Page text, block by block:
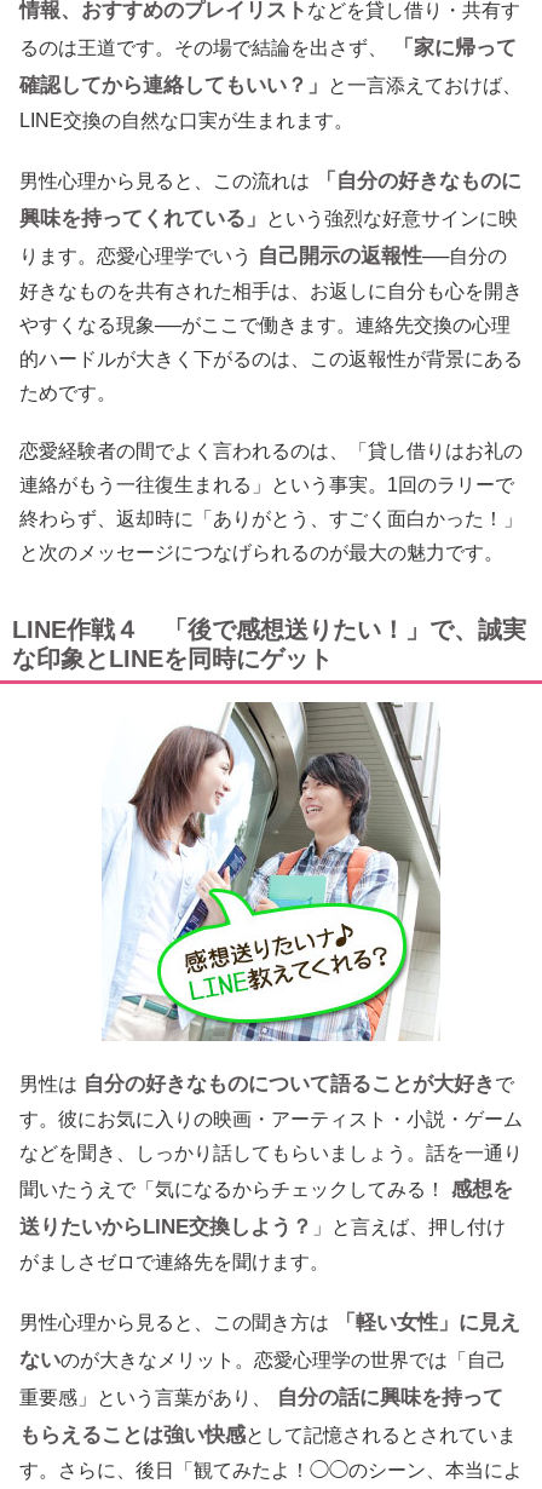
情報、おすすめのプレイリスト などを貸し借り・共有す
るのは王道です。その場で結論を出さず、
「家に帰って
確認してから連絡してもいい？」
と一言添えておけば、
LINE交換の自然な口実が生まれます。
男性心理から見ると、この流れは
「自分の好きなものに
興味を持ってくれている」
という強烈な好意サインに映
ります。恋愛心理学でいう
自己開示の返報性──自分の
好きなものを共有された相手は、お返しに自分も心を開き
やすくなる現象──がここで働きます。連絡先交換の心理
的ハードルが大きく下がるのは、この返報性が背景にある
ためです。
恋愛経験者の間でよく言われるのは、「貸し借りはお礼の
連絡がもう一往復生まれる」という事実。1回のラリーで
終わらず、返却時に「ありがとう、すごく面白かった！」
と次のメッセージにつなげられるのが最大の魅力です。
LINE作戦４ 「後で感想送りたい！」で、誠実
な印象とLINEを同時にゲット
男性は 自分の好きなものについて語ることが大好き で
す。彼にお気に入りの映画・アーティスト・小説・ゲーム
などを聞き、しっかり話してもらいましょう。話を一通り
聞いたうえで「気になるからチェックしてみる！
感想を
送りたいからLINE交換しよう？ 」と言えば、押し付け
がましさゼロで連絡先を聞けます。
男性心理から見ると、この聞き方は
「軽い女性」に見え
ないのが大きなメリット。恋愛心理学の世界では「自己
重要感」という言葉があり、
自分の話に興味を持って
もらえることは強い快感として記憶されるとされていま
す。さらに、後日「観てみたよ！◯◯のシーン、本当によ